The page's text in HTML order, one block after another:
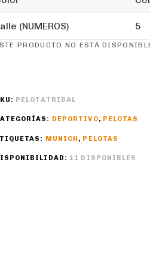
(NUMEROS) 5
PRODUCTO NO ESTÁ
PELOTATRIBAL
DEPORTIVO, PELOTAS
MUNICH , PELOTAS
11 DISPONIBLES